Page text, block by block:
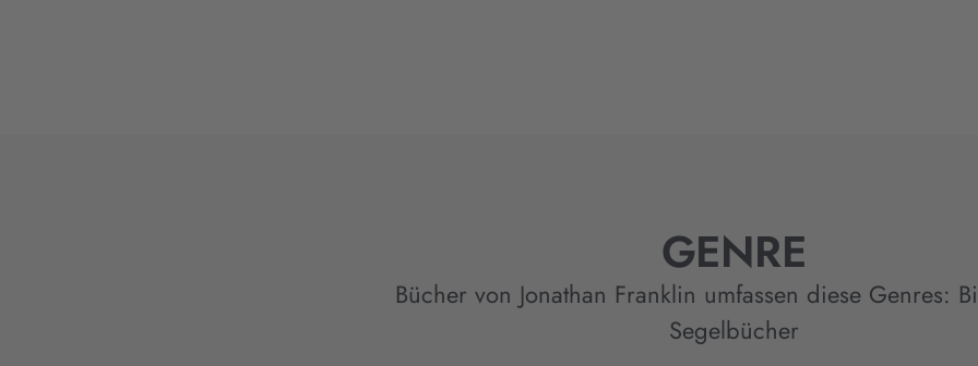
GENRE
Bücher von Jonathan Franklin umfassen diese Genres:
Segelbücher